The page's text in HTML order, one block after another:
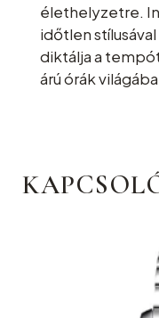
élethelyzetre.
időtlen
diktálja a
árú órák